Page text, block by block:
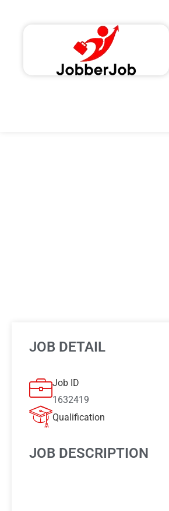
JOB DETAIL
Job ID
1632419
Qualification
JOB DESCRIPTION